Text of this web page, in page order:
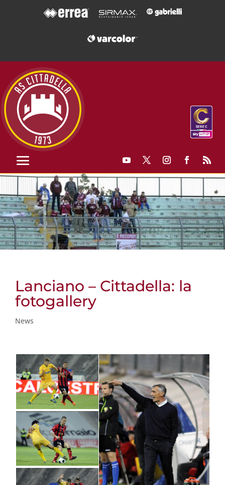
Lanciano – Cittadella: la
fotogallery
News